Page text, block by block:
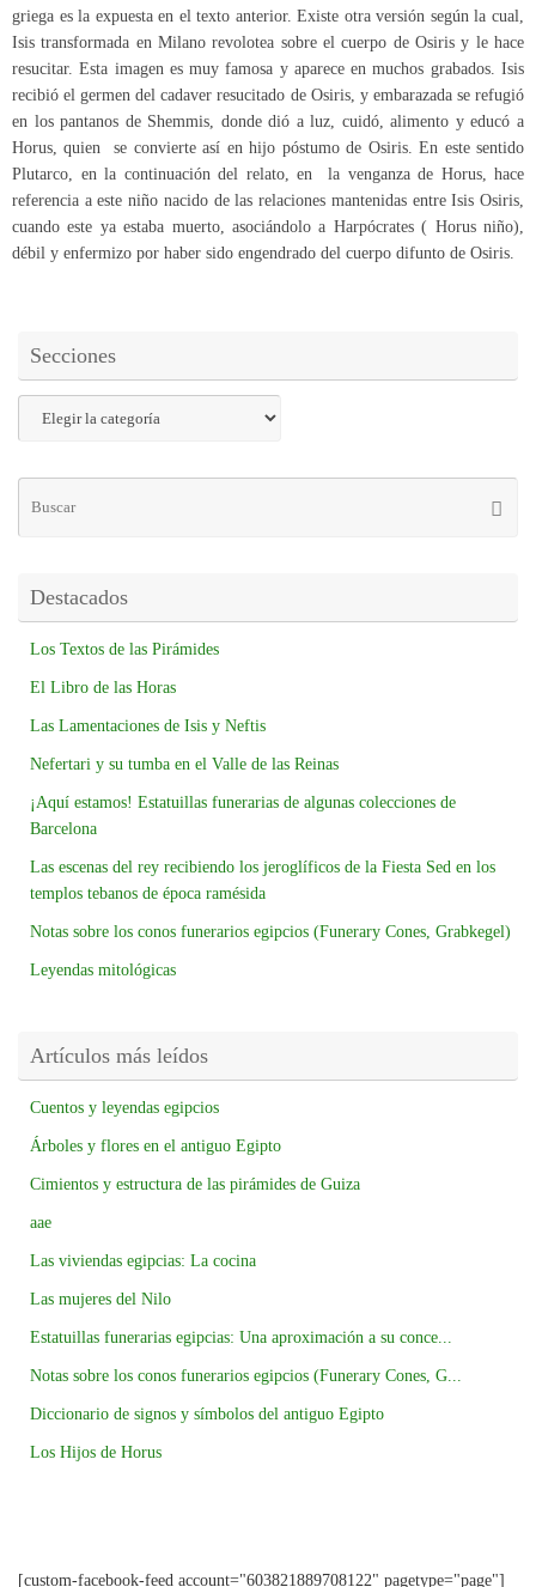
griega es la expuesta en el texto anterior. Existe otra versión según la cual,
Isis transformada en Milano revolotea sobre el cuerpo de Osiris y le hace
resucitar. Esta imagen es muy famosa y aparece en muchos grabados. Isis
recibió el germen del cadaver resucitado de Osiris, y embarazada se refugió
en los pantanos de Shemmis, donde dió a luz, cuidó, alimento y educó a
Horus, quien se convierte así en hijo póstumo de Osiris. En este sentido
Plutarco, en la continuación del relato, en la venganza de Horus, hace
referencia a este niño nacido de las relaciones mantenidas entre Isis Osiris,
cuando este ya estaba muerto, asociándolo a Harpócrates ( Horus niño),
débil y enfermizo por haber sido engendrado del cuerpo difunto de Osiris.
Secciones
Destacados
Los Textos de las Pirámides
El Libro de las Horas
Las Lamentaciones de Isis y Neftis
Nefertari y su tumba en el Valle de las Reinas
¡Aquí estamos! Estatuillas funerarias de algunas colecciones de
Barcelona
Las escenas del rey recibiendo los jeroglíficos de la Fiesta Sed en los
templos tebanos de época ramésida
Notas sobre los conos funerarios egipcios (Funerary Cones, Grabkegel)
Leyendas mitológicas
Artículos más leídos
Cuentos y leyendas egipcios
Árboles y flores en el antiguo Egipto
Cimientos y estructura de las pirámides de Guiza
aae
Las viviendas egipcias: La cocina
Las mujeres del Nilo
Estatuillas funerarias egipcias: Una aproximación a su conce...
Notas sobre los conos funerarios egipcios (Funerary Cones, G...
Diccionario de signos y símbolos del antiguo Egipto
Los Hijos de Horus
[custom-facebook-feed account="603821889708122" pagetype="page"]